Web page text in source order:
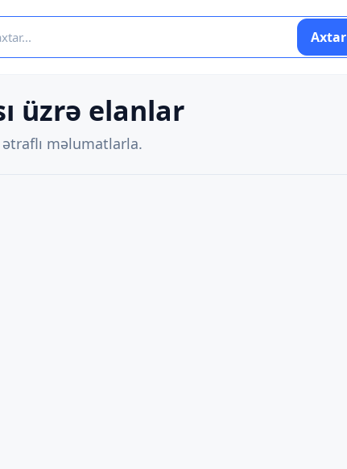
Axtar
üzrə elanlar
məlumatlarla.